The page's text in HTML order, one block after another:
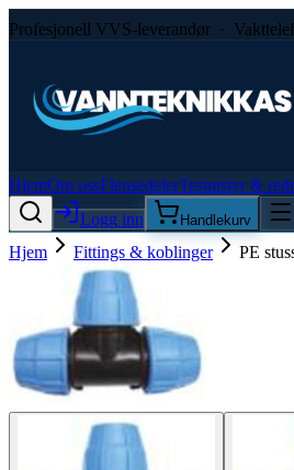
Profesjonell VVS-leverandør ·
HjemOm ossFlensedelerTestutstyr &
Logg inn
Handlekurv
Hjem Fittings & koblinger PE